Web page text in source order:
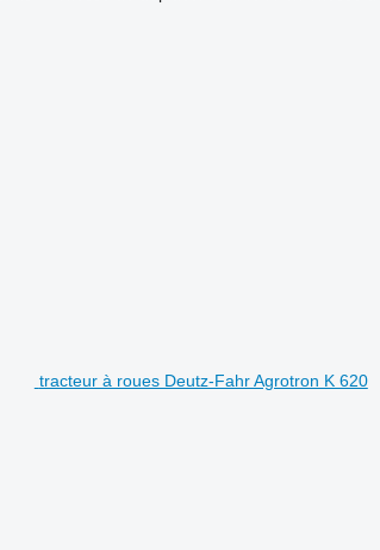
tracteur à roues Deutz-Fahr Agrotron K 620